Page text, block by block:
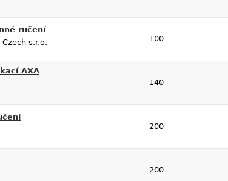
ručení
s.r.o.
100
AXA
140
200
200